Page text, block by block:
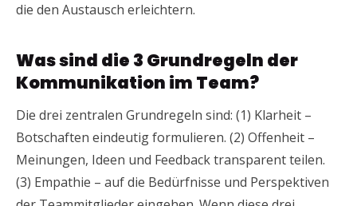
die den Austausch erleichtern.
Was sind die 3 Grundregeln der
Kommunikation im Team?
Die drei zentralen Grundregeln sind: (1) Klarheit –
Botschaften eindeutig formulieren. (2) Offenheit –
Meinungen, Ideen und Feedback transparent teilen.
(3) Empathie – auf die Bedürfnisse und Perspektiven